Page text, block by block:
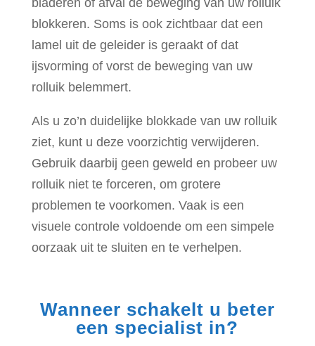
blokkeren. Soms is ook zichtbaar dat een
lamel uit de geleider is geraakt of dat
ijsvorming of vorst de beweging van uw
rolluik belemmert.
Als u zo’n duidelijke blokkade van uw rolluik
ziet, kunt u deze voorzichtig verwijderen.
Gebruik daarbij geen geweld en probeer uw
rolluik niet te forceren, om grotere
problemen te voorkomen. Vaak is een
visuele controle voldoende om een simpele
oorzaak uit te sluiten en te verhelpen.
Wanneer schakelt u beter
een specialist in?